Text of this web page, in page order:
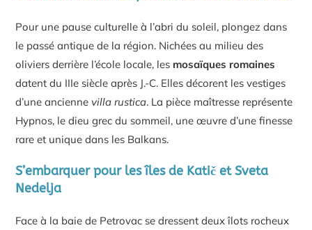
Pour une pause culturelle à l’abri du soleil, plongez dans
le passé antique de la région. Nichées au milieu des
oliviers derrière l’école locale, les mosaïques romaines
datent du IIIe siècle après J.-C. Elles décorent les vestiges
d’une ancienne villa rustica. La pièce maîtresse représente
Hypnos, le dieu grec du sommeil, une œuvre d’une finesse
rare et unique dans les Balkans.
S’embarquer pour les îles de Katič et Sveta
Nedelja
Face à la baie de Petrovac se dressent deux îlots rocheux